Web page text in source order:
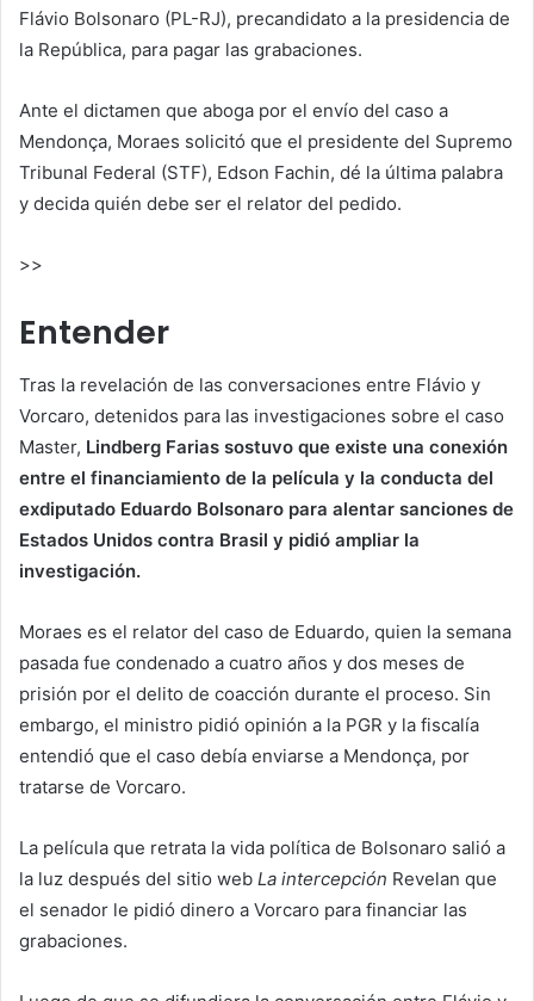
Flávio Bolsonaro (PL-RJ), precandidato a la presidencia de
la República, para pagar las grabaciones.
Ante el dictamen que aboga por el envío del caso a
Mendonça, Moraes solicitó que el presidente del Supremo
Tribunal Federal (STF), Edson Fachin, dé la última palabra
y decida quién debe ser el relator del pedido.
>>
Entender
Tras la revelación de las conversaciones entre Flávio y
Vorcaro, detenidos para las investigaciones sobre el caso
Master, Lindberg Farias sostuvo que existe una conexión
entre el financiamiento de la película y la conducta del
exdiputado Eduardo Bolsonaro para alentar sanciones de
Estados Unidos contra Brasil y pidió ampliar la
investigación.
Moraes es el relator del caso de Eduardo, quien la semana
pasada fue condenado a cuatro años y dos meses de
prisión por el delito de coacción durante el proceso. Sin
embargo, el ministro pidió opinión a la PGR y la fiscalía
entendió que el caso debía enviarse a Mendonça, por
tratarse de Vorcaro.
La película que retrata la vida política de Bolsonaro salió a
la luz después del sitio web La intercepción Revelan que
el senador le pidió dinero a Vorcaro para financiar las
grabaciones.